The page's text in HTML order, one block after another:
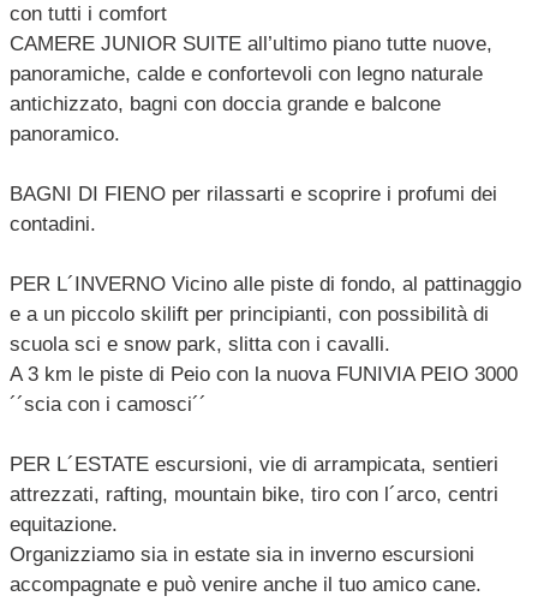
con tutti i comfort
CAMERE JUNIOR SUITE all’ultimo piano tutte nuove,
panoramiche, calde e confortevoli con legno naturale
antichizzato, bagni con doccia grande e balcone
panoramico.
BAGNI DI FIENO per rilassarti e scoprire i profumi dei
contadini.
PER L´INVERNO Vicino alle piste di fondo, al pattinaggio
e a un piccolo skilift per principianti, con possibilità di
scuola sci e snow park, slitta con i cavalli.
A 3 km le piste di Peio con la nuova FUNIVIA PEIO 3000
´´scia con i camosci´´
PER L´ESTATE escursioni, vie di arrampicata, sentieri
attrezzati, rafting, mountain bike, tiro con l´arco, centri
equitazione.
Organizziamo sia in estate sia in inverno escursioni
accompagnate e può venire anche il tuo amico cane.